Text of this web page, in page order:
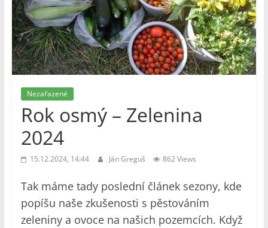
Nezařazené
Rok osmý – Zelenina
2024
15.12.2024, 14:44 Ján Greguš 862 Views
Tak máme tady poslední článek sezony, kde
popíšu naše zkušenosti s pěstováním
zeleniny a ovoce na našich pozemcích. Když